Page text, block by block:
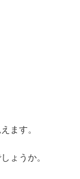
ます。
ょうか。